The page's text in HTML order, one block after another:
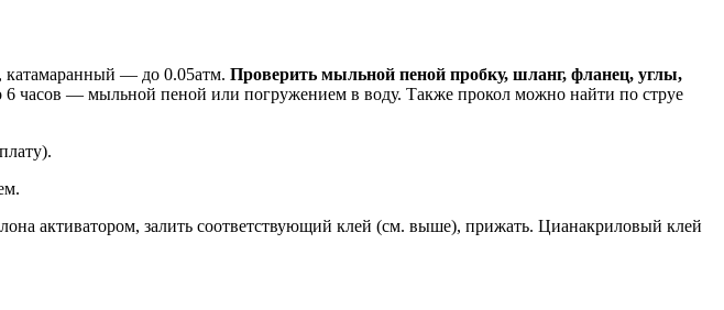
— до 0.05атм. Проверить мыльной пеной пробку, шланг, фланец, углы,
часов — мыльной пеной или погружением в воду. Также прокол можно найти по струе
активатором, залить соответствующий клей (см. выше), прижать. Цианакриловый клей